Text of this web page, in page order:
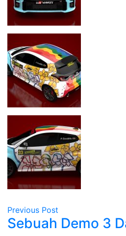
Previous Post
Sebuah Demo 3